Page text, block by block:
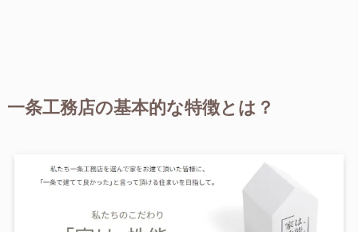
一条工務店の基本的な特徴とは？